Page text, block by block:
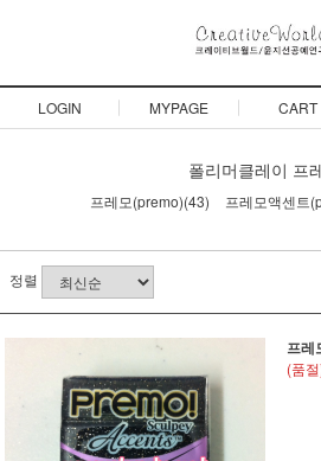
LOGIN MYPAGE CART
폴리머클레이 프
프레모(premo)(43) 프레모액센트
정렬
프레
(품